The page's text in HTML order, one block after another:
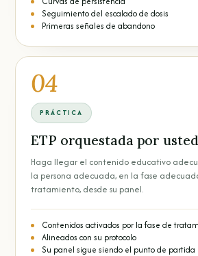
Seguimiento del escalado de dosis
Primeras señales de abandono
04
PRÁCTICA
ETP orquestada por usted
Haga llegar el contenido educativo
la persona adecuada, en la fase
tratamiento, desde su panel.
Contenidos activados por la fase de
Alineados con su protocolo
Su panel sigue siendo el punto de partida